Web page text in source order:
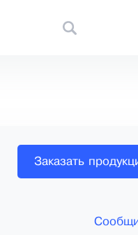
Заказать